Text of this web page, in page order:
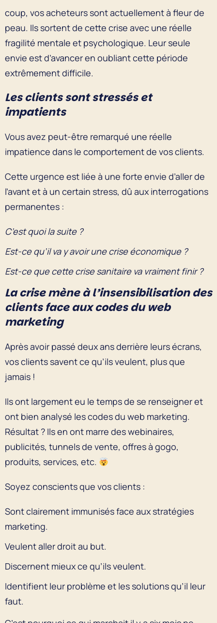
coup, vos acheteurs sont actuellement à fleur de
peau. Ils sortent de cette crise avec une réelle
fragilité mentale et psychologique. Leur seule
envie est d’avancer en oubliant cette période
extrêmement difficile.
Les clients sont stressés et
impatients
Vous avez peut-être remarqué une réelle
impatience dans le comportement de vos clients.
Cette urgence est liée à une forte envie d’aller de
l’avant et à un certain stress, dû aux interrogations
permanentes :
C’est quoi la suite ?
Est-ce qu’il va y avoir une crise économique ?
Est-ce que cette crise sanitaire va vraiment finir ?
La crise mène à l’insensibilisation des
clients face aux codes du web
marketing
Après avoir passé deux ans derrière leurs écrans,
vos clients savent ce qu’ils veulent, plus que
jamais !
Ils ont largement eu le temps de se renseigner et
ont bien analysé les codes du web marketing.
Résultat ? Ils en ont marre des webinaires,
publicités, tunnels de vente, offres à gogo,
produits, services, etc.
Soyez conscients que vos clients :
Sont clairement immunisés face aux stratégies
marketing.
Veulent aller droit au but.
Discernent mieux ce qu’ils veulent.
Identifient leur problème et les solutions qu’il leur
faut.